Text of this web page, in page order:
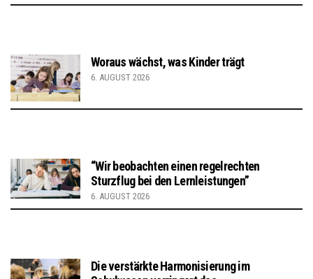
Woraus wächst, was Kinder trägt
6. AUGUST 2026
“Wir beobachten einen regelrechten
Sturzflug bei den Lernleistungen”
6. AUGUST 2026
Die verstärkte Harmonisierung im